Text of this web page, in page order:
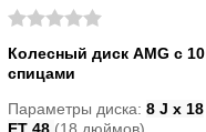
Колесный диск AMG с 10
спицами
Параметры диска: 8 J x 18
ET 48 (18 дюймов).